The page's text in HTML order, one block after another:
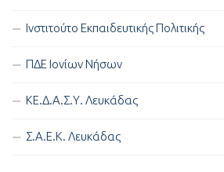
Ινστιτούτο Εκπαιδευτικής Πολιτικής
ΠΔΕ Ιονίων Νήσων
ΚΕ.Δ.Α.Σ.Υ. Λευκάδας
Σ.Α.Ε.Κ. Λευκάδας